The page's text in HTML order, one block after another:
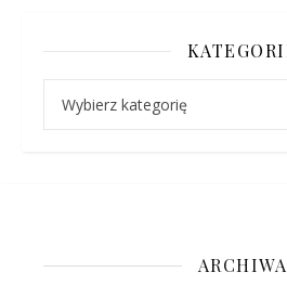
ARCHIWA